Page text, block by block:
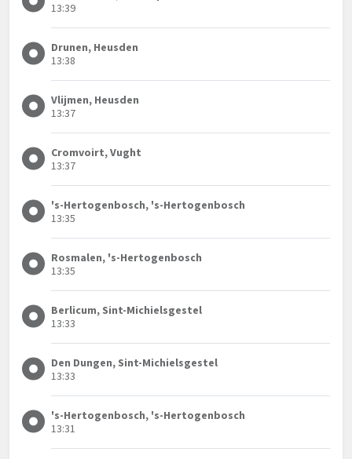
13:39
Drunen, Heusden
13:38
Vlijmen, Heusden
13:37
Cromvoirt, Vught
13:37
's-Hertogenbosch, 's-Hertogenbosch
13:35
Rosmalen, 's-Hertogenbosch
13:35
Berlicum, Sint-Michielsgestel
13:33
Den Dungen, Sint-Michielsgestel
13:33
's-Hertogenbosch, 's-Hertogenbosch
13:31